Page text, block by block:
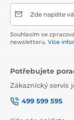
Zde napište
Souhlasím se
newsletteru. Více
Potřebujete
Zákaznický servis
499 599 595